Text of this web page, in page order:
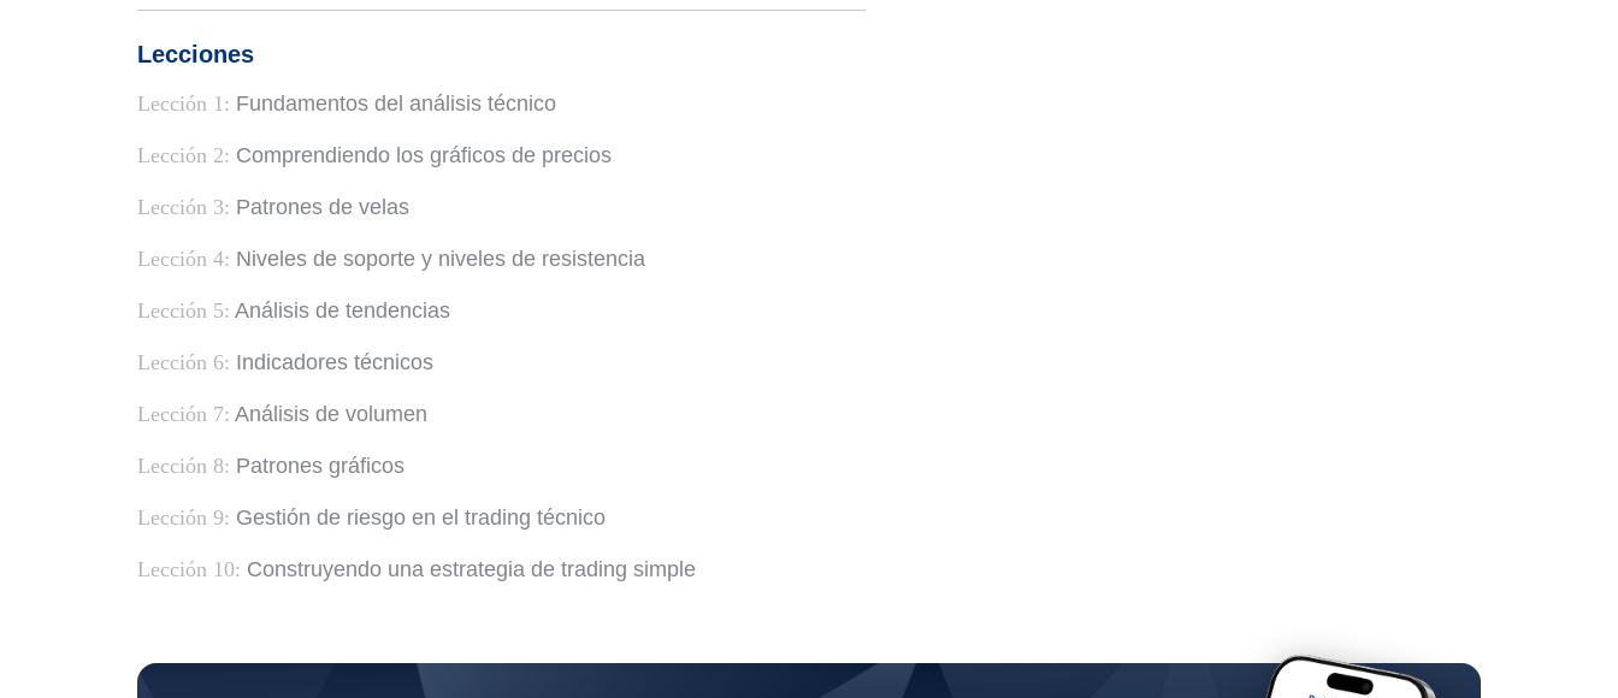
Lecciones
Lección 1: Fundamentos del análisis técnico
Lección 2: Comprendiendo los gráficos de precios
Lección 3: Patrones de velas
Lección 4: Niveles de soporte y niveles de resistencia
Lección 5: Análisis de tendencias
Lección 6: Indicadores técnicos
Lección 7: Análisis de volumen
Lección 8: Patrones gráficos
Lección 9: Gestión de riesgo en el trading técnico
Lección 10: Construyendo una estrategia de trading simple